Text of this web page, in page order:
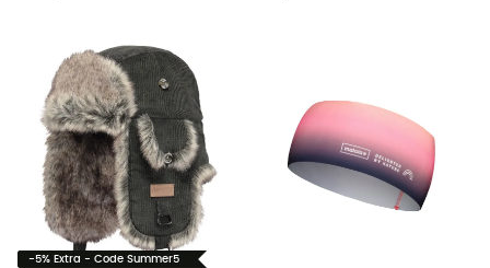
-5% Extra - Code Summer5